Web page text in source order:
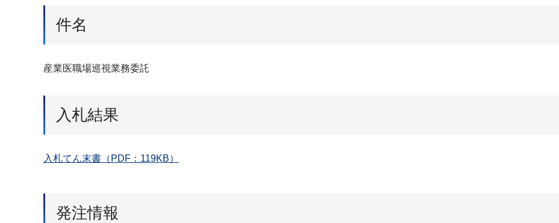
件名
産業医職場巡視業務委託
入札結果
入札てん末書（PDF：119KB）
発注情報